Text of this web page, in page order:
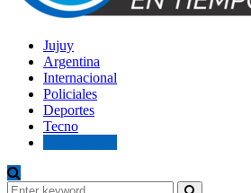
Jujuy
Argentina
Internacional
Policiales
Deportes
Tecno
Search